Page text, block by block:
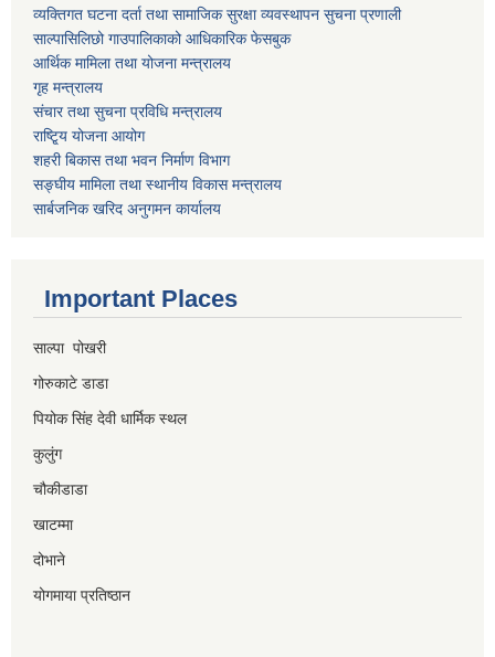
व्यक्तिगत घटना दर्ता तथा सामाजिक सुरक्षा व्यवस्थापन सुचना प्रणाली
साल्पासिलिछो गाउपालिकाको आधिकारिक फेसबुक
आर्थिक मामिला तथा योजना मन्त्रालय
गृह मन्त्रालय
संचार तथा सुचना प्रविधि मन्त्रालय
राष्टि्ृय योजना आयोग
शहरी बिकास तथा भवन निर्माण विभाग
सङ्घीय मामिला तथा स्थानीय विकास मन्त्रालय
सार्बजनिक खरिद अनुगमन कार्यालय
Important Places
साल्पा पोखरी
गोरुकाटे डाडा
पियोक सिंह देवी धार्मिक स्थल
कुलुंग
चौकीडाडा
खाटम्मा
दोभाने
योगमाया प्रतिष्ठान